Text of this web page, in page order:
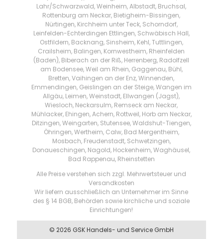
Lahr/Schwarzwald, Weinheim, Albstadt, Bruchsal,
Rottenburg am Neckar, Bietigheim-Bissingen,
Nürtingen, Kirchheim unter Teck, Schorndorf,
Leinfelden-Echterdingen Ettlingen, Schwäbisch Hall,
Ostfildern, Backnang, Sinsheim, Kehl, Tuttlingen,
Crailsheim, Balingen, Kornwestheim, Rheinfelden
(Baden), Biberach an der Riß, Herrenberg, Radolfzell
am Bodensee, Weil am Rhein, Gaggenau, Bühl,
Bretten, Vaihingen an der Enz, Winnenden,
Emmendingen, Geislingen an der Steige, Wangen im
Allgäu, Leimen, Weinstadt, Ellwangen (Jagst),
Wiesloch, Neckarsulm, Remseck am Neckar,
Mühlacker, Ehingen, Achern, Rottweil, Horb am Neckar,
Ditzingen, Weingarten, Stutensee, Waldshut-Tiengen,
Öhringen, Wertheim, Calw, Bad Mergentheim,
Mosbach, Freudenstadt, Schwetzingen,
Donaueschingen, Nagold, Hockenheim, Waghäusel,
Bad Rappenau, Rheinstetten
Alle Preise verstehen sich zzgl. Mehrwertsteuer und
Versandkosten
Wir liefern ausschließlich an Unternehmer im Sinne
des § 14 BGB, Behörden sowie kirchliche und soziale
Einrichtungen!
© 2026 GSK Handels- und Service GmbH